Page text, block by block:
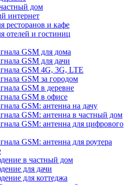
дом
интернет
ресторанов и кафе
отелей и гостиниц
GSM для дома
GSM для дачи
GSM 4G, 3G, LTE
GSM за городом
GSM в деревне
GSM в офисе
GSM: антенна на дачу
GSM: антенна в частный дом
GSM: антенна для цифрового
GSM: антенна для роутера
в частный дом
для дачи
для коттеджа